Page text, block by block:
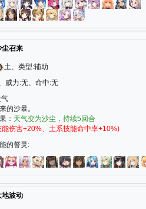
尘召来
土、类型:辅助
威力:无、命中:无
的沙暴。
： 天气变为沙尘，持续5回合
能伤害+20%、土系技能命中率+10%)
的誓灵:
地波动